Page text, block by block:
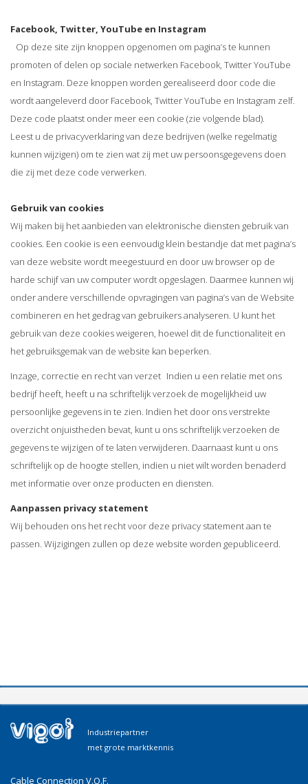
Facebook, Twitter, YouTube en Instagram
Op deze site zijn knoppen opgenomen om pagina’s te kunnen
promoten of delen op sociale netwerken Facebook, Twitter YouTube
en Instagram. Deze knoppen worden gerealiseerd door code die
wordt aangeleverd door Facebook, Twitter YouTube en Instagram zelf.
Deze code plaatst onder meer een cookie (zie volgende blad).
Leest u de privacyverklaring van deze bedrijven (welke regelmatig
kunnen wijzigen) om te zien wat zij met uw persoonsgegevens doen
die zij met deze code verwerken.
Gebruik van cookies
Wij maken bij het aanbieden van elektronische diensten gebruik van
cookies. Een cookie is een eenvoudig klein bestandje dat met pagina’s
van deze website wordt meegestuurd en door uw browser op de
harde schijf van uw computer wordt opgeslagen. Daarmee kunnen wij
onder andere verschillende opvragingen van pagina’s van de Website
combineren en het gedrag van gebruikers analyseren. U kunt het
gebruik van deze cookies weigeren, hoewel dit de functionaliteit en
het gebruiksgemak van de website kan beperken.
Inzage, correctie en recht van verzet Indien u een relatie met ons
bedrijf heeft, heeft u na schriftelijk verzoek de mogelijkheid uw
persoonlijke gegevens in te zien. Indien het door ons verstrekte
overzicht onjuistheden bevat, kunt u ons schriftelijk verzoeken de
gegevens te wijzigen of te laten verwijderen. Daarnaast kunt u ons
schriftelijk op de hoogte stellen, indien u niet wilt worden benaderd
met informatie over onze producten en diensten.
Aanpassen privacy statement
Wij behouden ons het recht voor deze privacy statement aan te
passen. Wijzigingen zullen op deze website worden gepubliceerd.
Industriepartner
met grote marktkennis
Cable Connection V.O.F.